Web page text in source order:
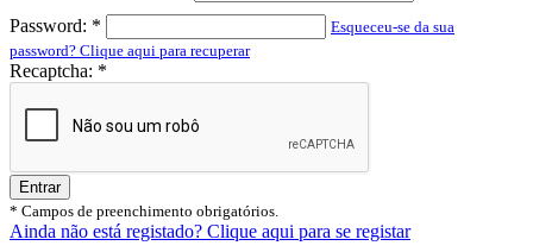
Password: *
Esqueceu-se da sua
password? Clique aqui para recuperar
Recaptcha: *
Entrar
* Campos de preenchimento obrigatórios.
Ainda não está registado? Clique aqui para se registar